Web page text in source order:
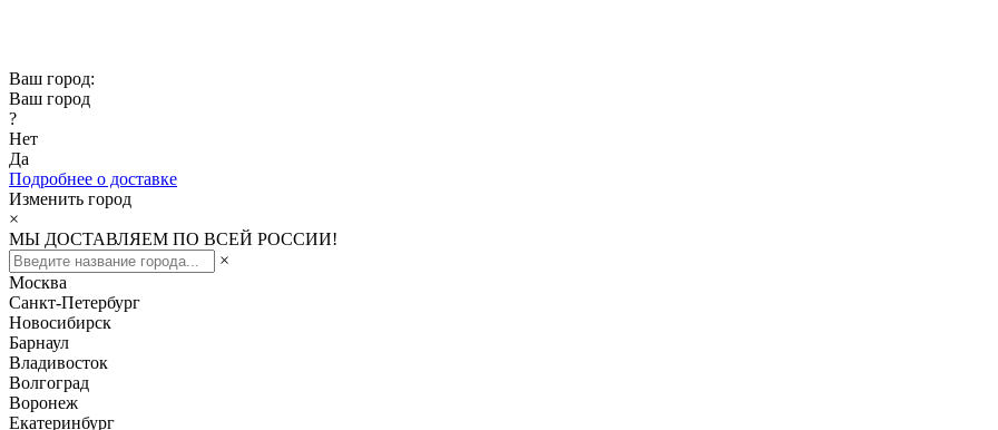
Ваш город:
Ваш город
?
Нет
Да
Подробнее о доставке
Изменить город
×
МЫ ДОСТАВЛЯЕМ ПО ВСЕЙ РОССИИ!
×
Москва
Санкт-Петербург
Новосибирск
Барнаул
Владивосток
Волгоград
Воронеж
Екатеринбург